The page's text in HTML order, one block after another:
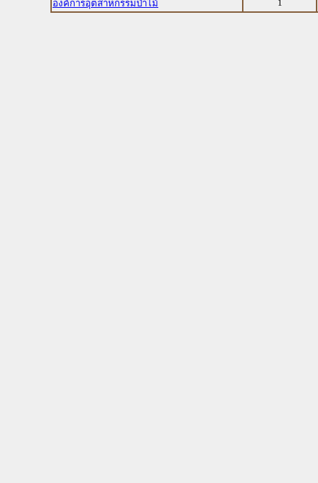
องค์การอุตสาหกรรมป่าไม้
1